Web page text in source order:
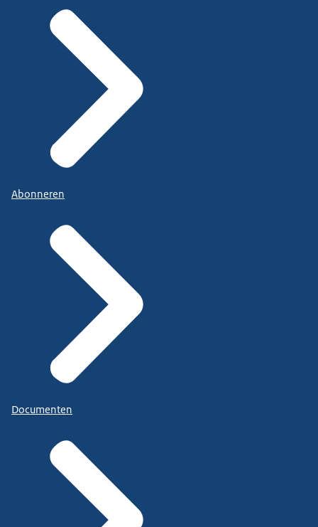
Abonneren
Documenten